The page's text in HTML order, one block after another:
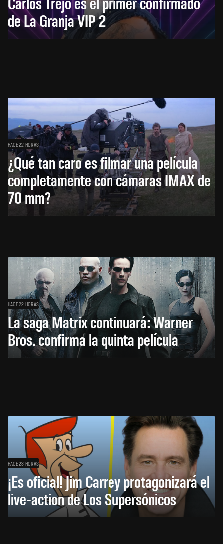
de La Granja VIP 2
HACE 22 HORAS
¿Qué tan caro es filmar una película
completamente con cámaras IMAX de
70 mm?
HACE 22 HORAS
La saga Matrix continuará: Warner
Bros. confirma la quinta película
HACE 23 HORAS
¡Es oficial! Jim Carrey protagonizará el
live-action de Los Supersónicos